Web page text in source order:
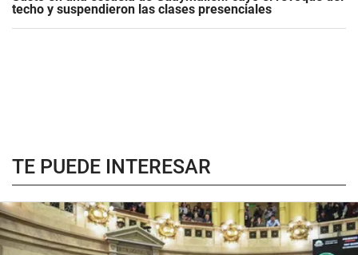
techo y suspendieron las clases presenciales
TE PUEDE INTERESAR